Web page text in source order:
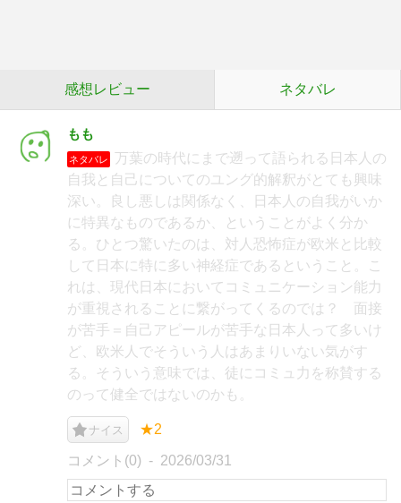
感想レビュー ネタバレ
もも
ネタバレ
万葉の時代にまで遡って語られる日本人の
自我と自己についてのユング的解釈がとても興味
深い。良し悪しは関係なく、日本人の自我がいか
に特異なものであるか、ということがよく分か
る。ひとつ驚いたのは、対人恐怖症が欧米と比較
して日本に特に多い神経症であるということ。こ
れは、現代日本においてコミュニケーション能力
が重視されることに繋がってくるのでは？ 面接
が苦手＝自己アピールが苦手な日本人って多いけ
ど、欧米人でそういう人はあまりいない気がす
る。そういう意味では、徒にコミュ力を称賛する
のって健全ではないのかも。
ナイス ★2
コメント(0) 2026/03/31